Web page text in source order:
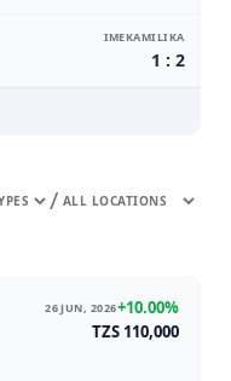
IMEKAMILIKA
1 : 2
/
26 JUN, 2026+10.00%
TZS 110,000